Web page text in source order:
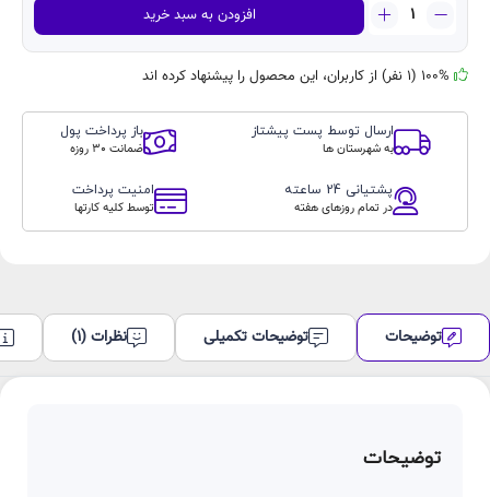
مدل
اپل
مدل
13
ظرفیت
گیگابایت
اصلی
عدد
افزودن به سبد خرید
ارسال توسط پست پیشتاز
به شهرستان ها
باز پرداخت پول
ضمانت 30 روزه
پشتیانی 24 ساعته
در تمام روزهای هفته
امنیت پرداخت
توسط کلیه کارتها
توضیحات توضیحات تکمیلی نظرات (1)
توضیحات